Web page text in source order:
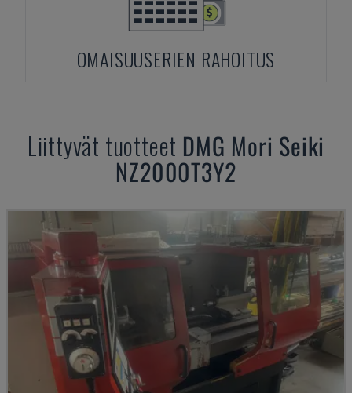
OMAISUUSERIEN RAHOITUS
Liittyvät tuotteet DMG Mori Seiki
NZ2000T3Y2